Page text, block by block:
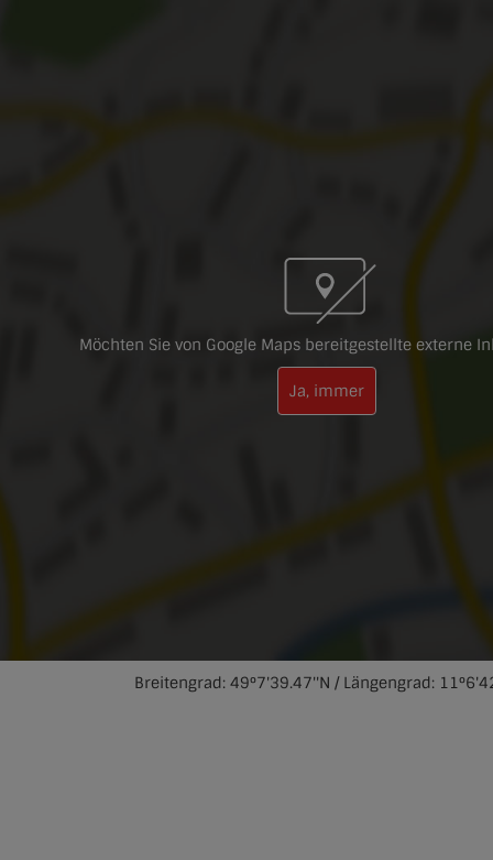
Möchten Sie von Google Maps bereitgestellte externe
Ja, immer
Breitengrad: 49°7'39.47''N / Längengrad: